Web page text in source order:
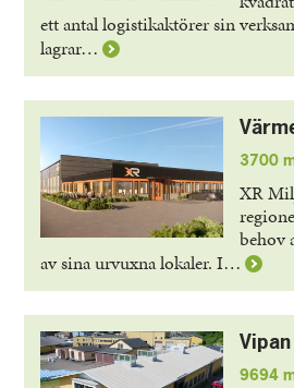
ett antal logistikaktörer sin
lagrar… Läs
Stenullen
2
3700
XR
behov
av sina urvuxna lokaler. I… Läs
3
9694